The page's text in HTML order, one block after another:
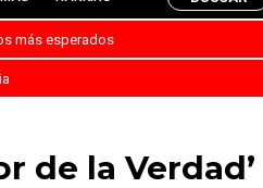
más esperados
de la Verdad’